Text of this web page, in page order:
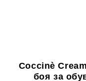
Coccinè
боя за